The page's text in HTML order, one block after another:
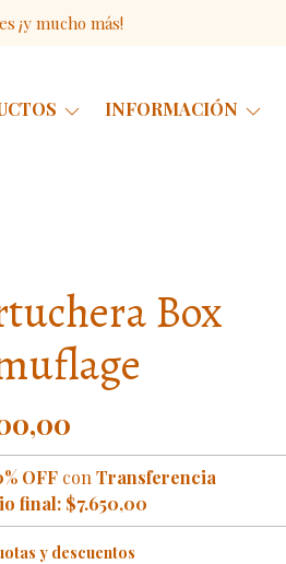
¡y mucho más!
INFORMACIÓN
Box
OFFcon Transferencia
final: $7.650,00
y descuentos